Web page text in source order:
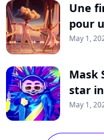
Une
pour
May 1,
Mask
star
May 1,